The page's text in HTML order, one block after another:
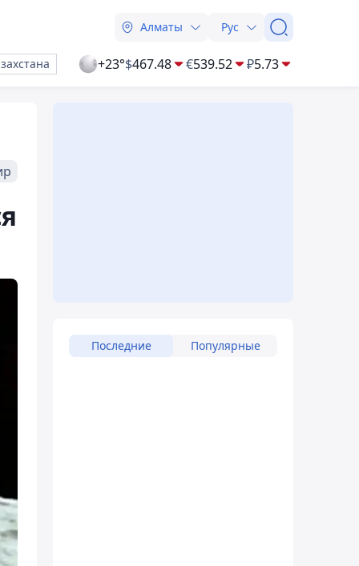
Алматы Рус
+23°$467.48 €539.52 ₽5.73
Последние Популярные